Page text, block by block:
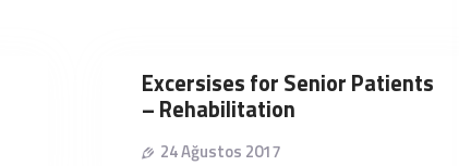
Excersises for Senior Patients
– Rehabilitation
24 Ağustos 2017